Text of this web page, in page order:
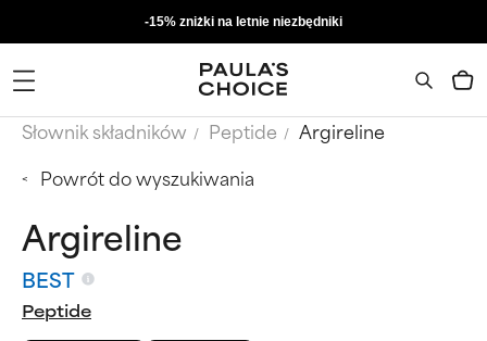
-15% zniżki na letnie niezbędniki
Słownik składników Peptide
Argireline
Powrót do wyszukiwania
Argireline
BEST
Peptide